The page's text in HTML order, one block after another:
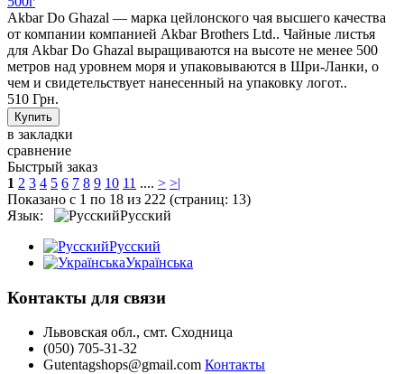
Akbar Do Ghazal ― марка цейлонского чая высшего качества
от компании компанией Akbar Brothers Ltd.. Чайные листья
для Akbar Do Ghazal выращиваются на высоте не менее 500
метров над уровнем моря и упаковываются в Шри-Ланки, о
чем и свидетельствует нанесенный на упаковку логот..
510 Грн.
в закладки
сравнение
Быстрый заказ
1 2 3 4 5 6 7 8 9 10 11 .... > >|
Показано с 1 по 18 из 222 (страниц: 13)
Язык:
Русский
Русский
Українська
Контакты для связи
Львовская обл., смт. Сходница
(050) 705-31-32
Gutentagshops@gmail.com Контакты